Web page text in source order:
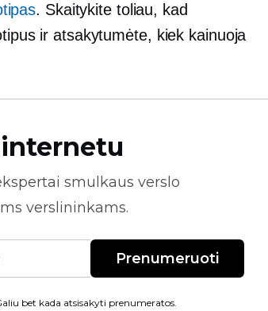
. Skaitykite toliau, kad
ir atsakytumėte, kiek kainuoja
smulkaus verslo
verslininkams.
Prenumeruoti
bet kada atsisakyti prenumeratos.